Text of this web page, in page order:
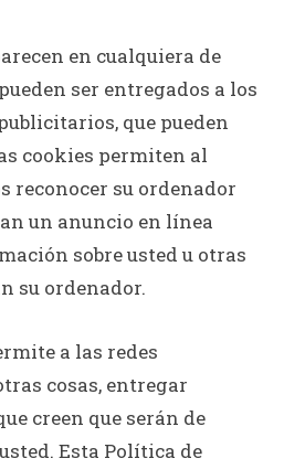
en cualquiera de
ser entregados a los
que pueden
cookies permiten al
reconocer su ordenador
un anuncio en línea
sobre usted u otras
su ordenador.
a las redes
cosas, entregar
creen que serán de
Esta Política de